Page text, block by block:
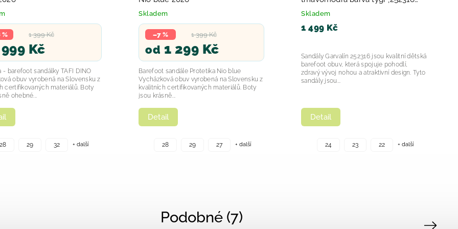
1 399 Kč
%
999 Kč
- barefoot sandálky TAFI DINO
obuv vyrobená na Slovensku z
certifikovaných materiálů. Boty
ohebné...
28 29 32 + další
Skladem
1 399 Kč
–7 %
od 1 299 Kč
Detail
Barefoot sandále Protetika Nio blue
Vycházková obuv vyrobená na Slovensku z
kvalitních certifikovaných materiálů. Boty
jsou krásně...
28 29 27 + další
2026
Skladem
1 499 Kč
Detail
Sandály Garvalín 252316 jsou kvalitní dětská
barefoot obuv, která spojuje pohodlí,
zdravý vývoj nohou a atraktivní design. Tyto
sandály jsou...
24 23 22 + další
Podobné (7) Next